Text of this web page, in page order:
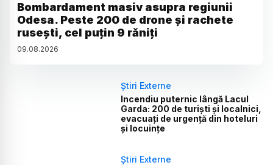
Bombardament masiv asupra regiunii
Odesa. Peste 200 de drone și rachete
rusești, cel puțin 9 răniți
09.08.2026
Știri Externe
Incendiu puternic lângă Lacul
Garda: 200 de turiști și localnici,
evacuați de urgență din hoteluri
și locuințe
Știri Externe